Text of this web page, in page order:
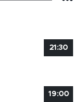
21:30
19:00